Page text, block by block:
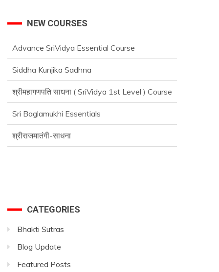
NEW COURSES
Advance SriVidya Essential Course
Siddha Kunjika Sadhna
श्रीमहागणपति साधना ( SriVidya 1st Level ) Course
Sri Baglamukhi Essentials
श्रीराजमातंगी-साधना
CATEGORIES
Bhakti Sutras
Blog Update
Featured Posts